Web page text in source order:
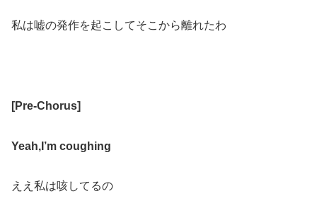
私は嘘の発作を起こしてそこから離れたわ
[Pre-Chorus]
Yeah, ’m coughing
ええ私は咳してるの